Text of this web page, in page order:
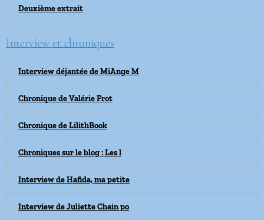
Deuxième extrait
Interview et chroniques
Interview déjantée de MiAnge M
Chronique de Valérie Frot
Chronique de LilithBook
Chroniques sur le blog : Les l
Interview de Hafida, ma petite
Interview de Juliette Chain po